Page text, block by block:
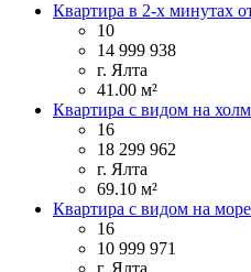
Квартира в 2-х минутах
10
14 999 938
г. Ялта
41.00 м²
Квартира с видом на
16
18 299 962
г. Ялта
69.10 м²
Квартира с видом на
16
10 999 971